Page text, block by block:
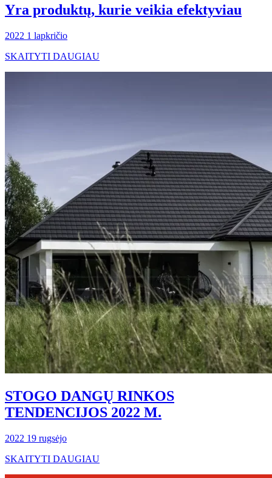
Yra produktų, kurie veikia efektyviau
2022 1 lapkričio
SKAITYTI DAUGIAU
STOGO DANGŲ RINKOS
TENDENCIJOS 2022 M.
2022 19 rugsėjo
SKAITYTI DAUGIAU